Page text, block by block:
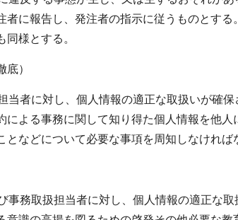
者に報告し、発注者の指示に従うものとする
同様とする。
底）
者に対し、個人情報の適正な取扱いが確保
による事務に関して知り得た個人情報を他人
となどについて必要な事項を周知しなければ
務取扱担当者に対し、個人情報の適正な取